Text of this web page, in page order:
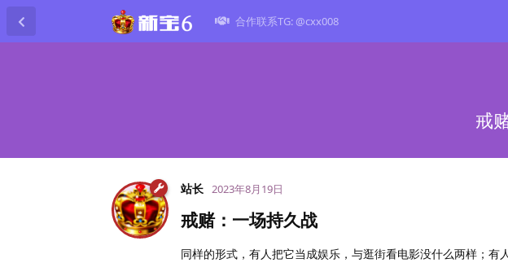
合作联系TG: @cxx008
戒
站长 2023年8月19日
戒赌：一场持久战
同样的形式，有人把它当成娱乐，与逛街看电影没什么两样；有